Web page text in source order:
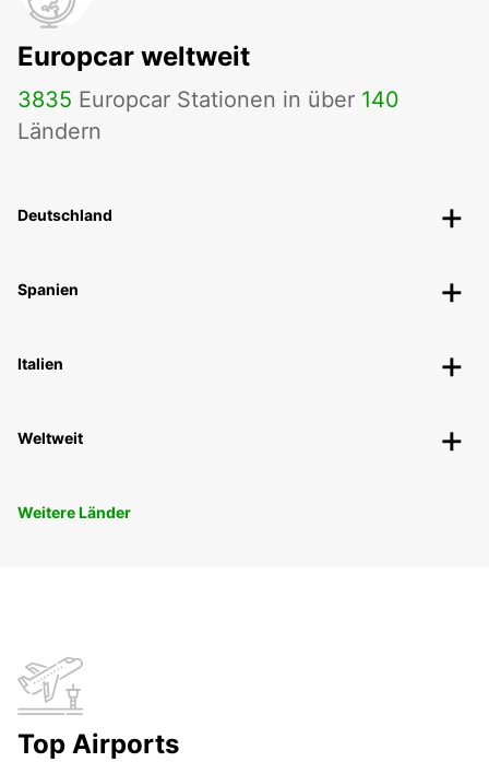
Europcar weltweit
3835 Europcar Stationen in über 140
Ländern
Deutschland
Spanien
Italien
Weltweit
Weitere Länder
Top Airports